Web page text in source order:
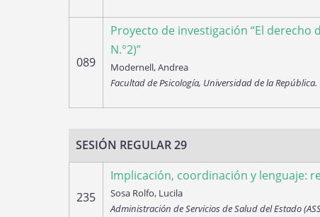
089
Proyecto de investigación “El derecho
N.°2)”
Modernell, Andrea
Facultad de Psicología, Universidad de la
SESIÓN REGULAR 29
235
Implicación, coordinación y lenguaje:
Sosa Rolfo, Lucila
Administración de Servicios de Salud del Estado